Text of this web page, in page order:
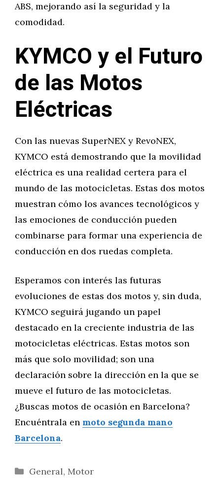
ABS, mejorando así la seguridad y la
comodidad.
KYMCO y el Futuro
de las Motos
Eléctricas
Con las nuevas SuperNEX y RevoNEX,
KYMCO está demostrando que la movilidad
eléctrica es una realidad certera para el
mundo de las motocicletas. Estas dos motos
muestran cómo los avances tecnológicos y
las emociones de conducción pueden
combinarse para formar una experiencia de
conducción en dos ruedas completa.
Esperamos con interés las futuras
evoluciones de estas dos motos y, sin duda,
KYMCO seguirá jugando un papel
destacado en la creciente industria de las
motocicletas eléctricas. Estas motos son
más que solo movilidad; son una
declaración sobre la dirección en la que se
mueve el futuro de las motocicletas.
¿Buscas motos de ocasión en Barcelona?
Encuéntrala en moto segunda mano
Barcelona.
Categorías
General, Motor